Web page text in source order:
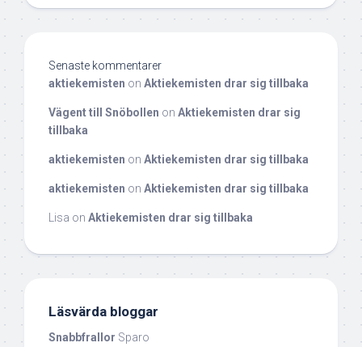
Senaste kommentarer
aktiekemisten on Aktiekemisten drar sig tillbaka
Vägent till Snöbollen on Aktiekemisten drar sig
tillbaka
aktiekemisten on Aktiekemisten drar sig tillbaka
aktiekemisten on Aktiekemisten drar sig tillbaka
Lisa on Aktiekemisten drar sig tillbaka
Läsvärda bloggar
Snabbfrallor Sparo